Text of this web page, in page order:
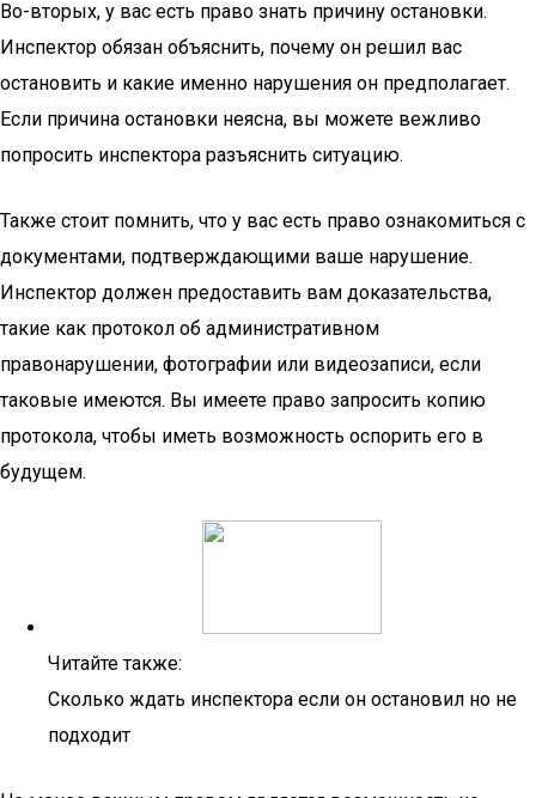
Во-вторых, у вас есть право знать причину остановки.
Инспектор обязан объяснить, почему он решил вас
остановить и какие именно нарушения он предполагает.
Если причина остановки неясна, вы можете вежливо
попросить инспектора разъяснить ситуацию.
Также стоит помнить, что у вас есть право ознакомиться с
документами, подтверждающими ваше нарушение.
Инспектор должен предоставить вам доказательства,
такие как протокол об административном
правонарушении, фотографии или видеозаписи, если
таковые имеются. Вы имеете право запросить копию
протокола, чтобы иметь возможность оспорить его в
будущем.
Читайте также:
Сколько ждать инспектора если он остановил но не
подходит